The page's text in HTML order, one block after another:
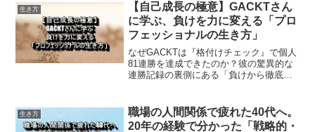
生き方
【自己成長の極意】GACKTさん
に学ぶ、負けを力に変える「プロ
フェッショナルの生き方」
なぜGACKTは『格付けチェック』で個人
81連勝を達成できたのか？彼の驚異的な
連勝記録の裏側にある「負けから徹底的
生き方
職場の人間関係で疲れた40代へ。
20年の経験で分かった「戦略的・